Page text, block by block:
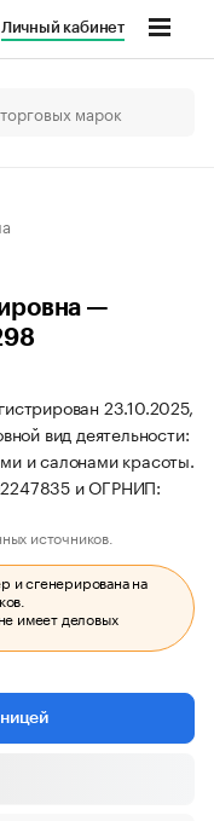
Личный кабинет
—
23.10.2025,
вид деятельности:
и салонами красоты.
и ОГРНИП:
источников.
и сгенерирована на
имеет деловых